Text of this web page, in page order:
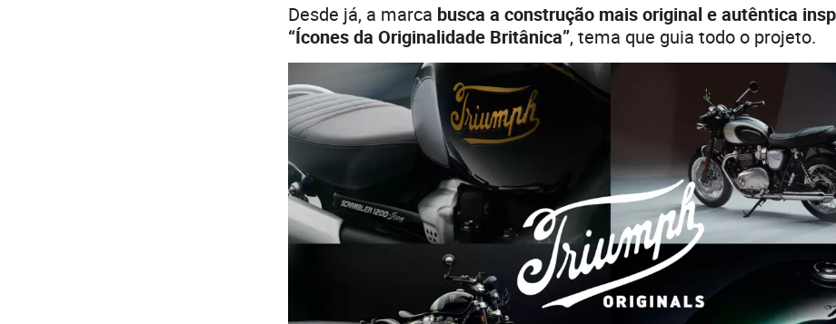
Desde já, a marca busca a construção mais original e autêntica
“Ícones da Originalidade Britânica”, tema que guia todo o projeto.